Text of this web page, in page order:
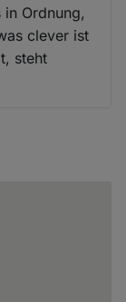
Ordnung,
clever ist
steht